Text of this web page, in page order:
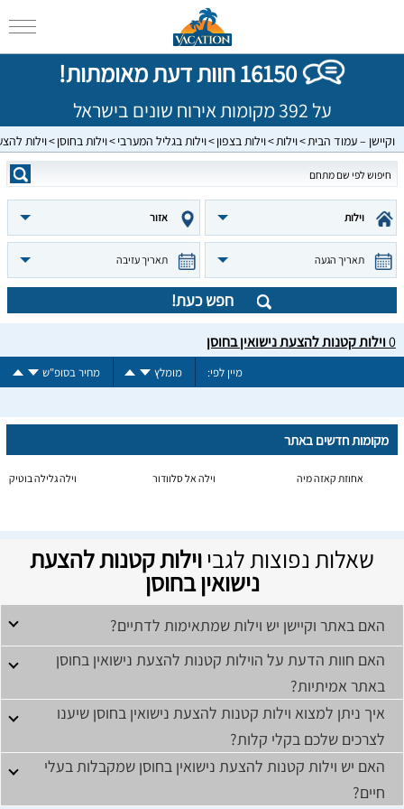
16150 חוות דעת מאומתות!
על 392 מקומות אירוח שונים בישראל
וקיישן – עמוד הבית וילות וילות בצפון וילות בגליל המערבי וילות בחוסן וילות
וילות אזור
תאריך הגעה תאריך עזיבה
חפש כעת!
0וילות קטנות להצעת נישואין בחוסן
מיין לפי: מומלץ מחיר בסופ"ש
מקומות חדשים באתר
אחוזת קאזה מיה וילה אל סלוודור וילה גלילה בוטיק
שאלות נפוצות לגביוילות קטנות להצעת
נישואין בחוסן
האם באתר וקיישן יש וילות שמתאימות לדתיים?
האם חוות הדעת על הוילות קטנות להצעת נישואין בחוסן
באתר אמיתיות?
איך ניתן למצוא וילות קטנות להצעת נישואין בחוסן שיענו
לצרכים שלכם בקלי קלות?
האם יש וילות קטנות להצעת נישואין בחוסן שמקבלות בעלי
חיים?